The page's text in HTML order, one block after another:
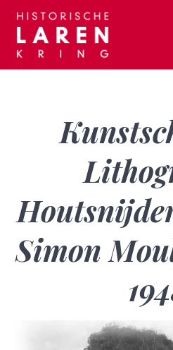
Simon